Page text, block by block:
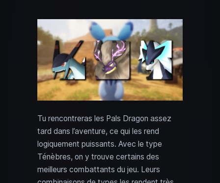
Tu rencontreras les Pals Dragon assez
tard dans l’aventure, ce qui les rend
logiquement puissants. Avec le type
Ténèbres, on y trouve certains des
meilleurs combattants du jeu. Leurs